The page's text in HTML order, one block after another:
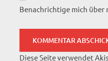
Benachrichtige mich über
Diese Seite verwendet